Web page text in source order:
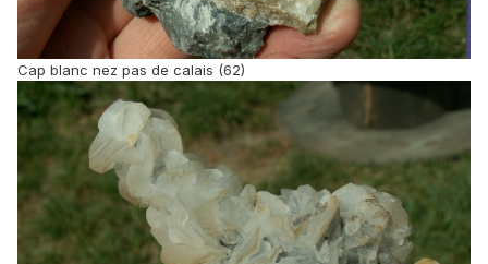
Cap blanc nez pas de calais (62)